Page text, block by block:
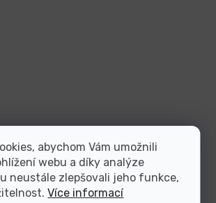
abychom Vám umožnili
webu a díky analýze
neustále zlepšovali jeho funkce,
Více informací